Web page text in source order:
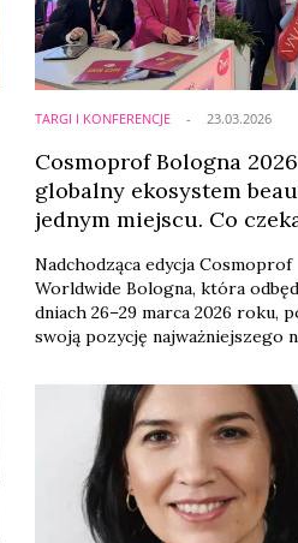
TARGI I KONFERENCJE
Cosmoprof Bologna
globalny ekosystem
jednym miejscu. Co
Nadchodząca edycja Cosmoprof
Worldwide Bologna, która
dniach 26–29 marca 2026 roku,
swoją pozycję najważniejszego
Jak wynika z oficjalnych
organizatorów, tegoroczna
opiera się na pełnej synergii
segmentów rynku – od
łańcuchu dostaw, przez marki
kosmetyczne, perfumerię
sektor profesjonalny.
23.03.2026